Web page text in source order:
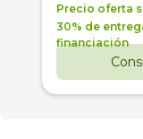
Precio oferta
30% de
financiación